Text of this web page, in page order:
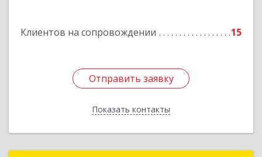
Клиентов на сопровождении 15
Отправить заявку
Показать контакты
Отправить заявку
Назад